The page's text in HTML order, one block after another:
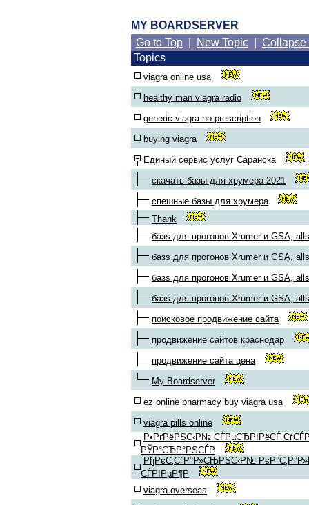
MY BOARDSERVER
Go to Top
New Topic
Collapse
Topics
viagra online usa
healthy man viagra radio
generic viagra no prescription
buying viagra
Единый сервис услуг Саранска
скачать базы для хрумера 2021
спешные базы для хрумера
Thank
базs для прогонов Xrumer и GSA,
базs для прогонов Xrumer и GSA,
базs для прогонов Xrumer и GSA,
базs для прогонов Xrumer и GSA,
поисковое продвижение сайта
продвижение сайтов краснодар
продвижение сайта цена
My Boardserver
ez online pharmacy buy viagra usa
viagra pills online
Р•РґРёРЅС‹Р№ СЃРµСЂРІРёСЃ
РЎР°СЂР°РЅСЃР
РђРєС‚СѓР°Р»СЊРЅС‹Р№
СЃРІРµР¶Р
viagra overseas